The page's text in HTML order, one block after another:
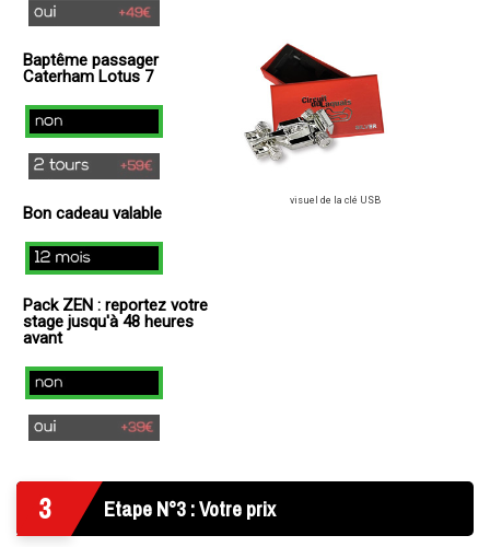
visuel de la clé USB
oui
+
Baptême passager
Caterham Lotus 7
non
2
(+
59€
)
Bon cadeau valable
12
Pack ZEN : reportez votre
stage jusqu'à 48 heures
avant
Non
Oui
39€
3 Etape N°3 : Votre prix